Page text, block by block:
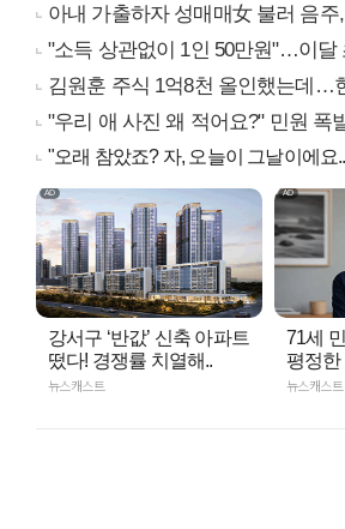
아내 가출하자 성매매女 불러 음주
"소득 상관없이 1인 50만원"…이달
김원훈 주식 1억8천 올인했는데…
"우리 애 사진 왜 적어요?" 민원
"오래 참았죠? 자, 오늘이 그날이에요
강서구 ‘반값’ 신축 아파트
떴다! 경쟁률 치열해..
뉴스캐스트
71세
평정한
뉴스캐스트